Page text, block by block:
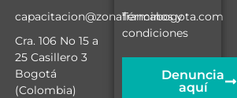
capacitacion@zonafrancabogota.com
Cra. 106 No 15 a
25 Casillero 3
Bogotá
(Colombia)
Términos y
condiciones
Denuncia
aquí